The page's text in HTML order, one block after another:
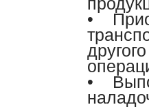
•
•